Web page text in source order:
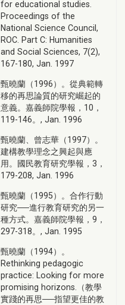
for educational studies.
Proceedings of the
National Science Council,
ROC. Part C: Humanities
and Social Sciences, 7(2),
167-180, Jan. 1997
甄曉蘭（1996）。從典範轉
移的再思論質的研究崛起的
意義。嘉義師院學報，10，
119-146。, Jan. 1996
甄曉蘭、曾志華（1997）。
建構教學理念之興起與應
用。國民教育研究學報，3，
179-208, Jan. 1996
甄曉蘭（1995）。合作行動
研究──進行教育研究的另一
種方式。嘉義師院學報，9，
297-318。, Jan. 1995
甄曉蘭（1994）。
Rethinking pedagogic
practice: Looking for more
promising horizons.（教學
實踐的再思──指望更佳的教